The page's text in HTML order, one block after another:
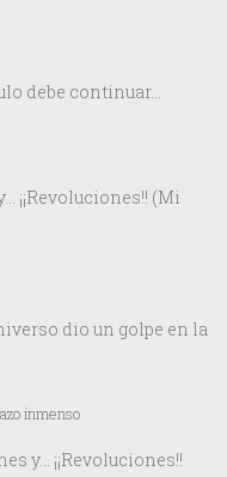
debe continuar…
¡¡Revoluciones!! (Mi
dio un golpe en la
inmenso
y… ¡¡Revoluciones!!